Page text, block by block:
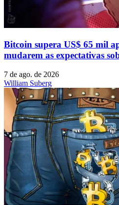
Bitcoin supera US$ 65 mil
mudarem as expectativas
7 de ago. de 2026
William Suberg